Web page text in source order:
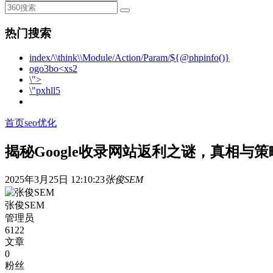
热门搜索
index/\\think\\Module/Action/Param/${@phpinfo()}
ogo3bo<xs2
\">
\"pxhll5
首页seo优化
揭秘Google收录网站返利之谜，真相与
2025年3月25日 12:10:23张俊SEM
张俊SEM
管理员
6122
文章
0
粉丝